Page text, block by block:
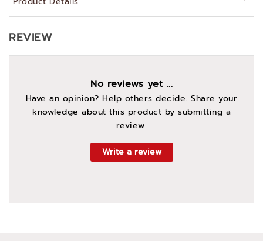
REVIEW
No reviews yet ...
Have an opinion? Help others decide. Share your
knowledge about this product by submitting a
review.
Write a review